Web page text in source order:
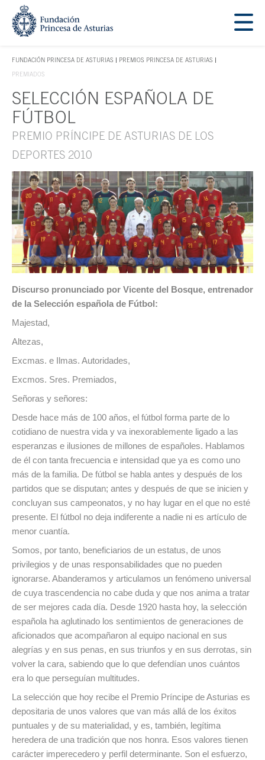
Saltar navegación. Ir directamente al contenido principal
FUNDACIÓN PRINCESA DE ASTURIAS
TECLA DE ACCESO 1
PREMIOS PRINCESA DE ASTURIAS
PREMIADOS
Contenido principal
SELECCIÓN ESPAÑOLA DE
FÚTBOL
PREMIO PRÍNCIPE DE ASTURIAS DE LOS
DEPORTES 2010
Discurso pronunciado por Vicente del Bosque, entrenador
de la Selección española de Fútbol:
Majestad,
Altezas,
Excmas. e Ilmas. Autoridades,
Excmos. Sres. Premiados,
Señoras y señores:
Desde hace más de 100 años, el fútbol forma parte de lo
cotidiano de nuestra vida y va inexorablemente ligado a las
esperanzas e ilusiones de millones de españoles. Hablamos
de él con tanta frecuencia e intensidad que ya es como uno
más de la familia. De fútbol se habla antes y después de los
partidos que se disputan; antes y después de que se inicien y
concluyan sus campeonatos, y no hay lugar en el que no esté
presente. El fútbol no deja indiferente a nadie ni es artículo de
menor cuantía.
Somos, por tanto, beneficiarios de un estatus, de unos
privilegios y de unas responsabilidades que no pueden
ignorarse. Abanderamos y articulamos un fenómeno universal
de cuya trascendencia no cabe duda y que nos anima a tratar
de ser mejores cada día. Desde 1920 hasta hoy, la selección
española ha aglutinado los sentimientos de generaciones de
aficionados que acompañaron al equipo nacional en sus
alegrías y en sus penas, en sus triunfos y en sus derrotas, sin
volver la cara, sabiendo que lo que defendían unos cuántos
era lo que perseguían multitudes.
La selección que hoy recibe el Premio Príncipe de Asturias es
depositaria de unos valores que van más allá de los éxitos
puntuales y de su materialidad, y es, también, legítima
heredera de una tradición que nos honra. Esos valores tienen
carácter imperecedero y perfil determinante. Son el esfuerzo,